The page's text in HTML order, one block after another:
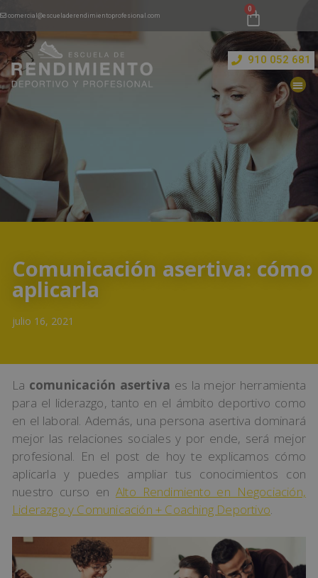
comercial@escueladerendimientoprofesional.com
910 052 681
Comunicación asertiva: cómo
aplicarla
julio 16, 2021
La comunicación asertiva es la mejor herramienta
para el liderazgo, tanto en el ámbito deportivo como
en el laboral. Además, una persona asertiva dominará
mejor las relaciones sociales y por ende, será mejor
profesional. En el post de hoy te explicamos cómo
aplicarla y puedes ampliar tus conocimientos con
nuestro curso en Alto Rendimiento en Negociación,
Liderazgo y Comunicación + Coaching Deportivo.